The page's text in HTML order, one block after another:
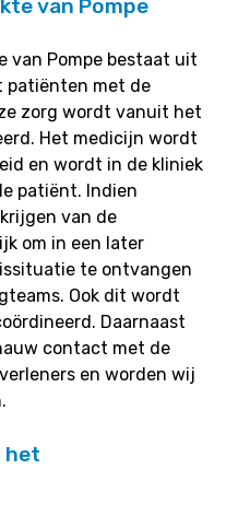
van Pompe
van Pompe bestaat uit
patiënten met de
zorg wordt vanuit het
Het medicijn wordt
en wordt in de kliniek
patiënt. Indien
van de
om in een later
te ontvangen
Ook dit wordt
Daarnaast
contact met de
en worden wij
het